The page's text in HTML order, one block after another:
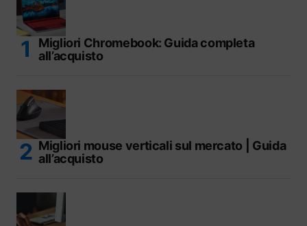
Migliori Chromebook: Guida completa
all’acquisto
Migliori mouse verticali sul mercato | Guida
all’acquisto